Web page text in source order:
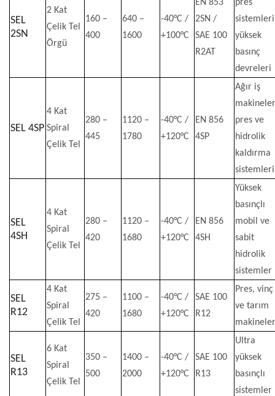
SEL
2SN
2 Kat
Çelik Tel
Örgü
160 –
400
640 –
1600
-40°C /
+100°C
EN 853
2SN /
SAE 100
R2AT
pres
yüksek
basınç
devreleri
SEL 4SP
4 Kat
Spiral
Çelik Tel
280 –
445
1120 –
1780
-40°C /
+120°C
EN 856
4SP
Ağır iş
pres ve
hidrolik
kaldırma
sistemleri
SEL
4SH
4 Kat
Spiral
Çelik Tel
280 –
420
1120 –
1680
-40°C /
+120°C
EN 856
4SH
Yüksek
basınçlı
mobil ve
sabit
hidrolik
sistemler
SEL
R12
4 Kat
Spiral
Çelik Tel
275 –
420
1100 –
1680
-40°C /
+120°C
SAE 100
R12
Pres, vinç
ve tarım
SEL
R13
6 Kat
Spiral
Çelik Tel
350 –
500
1400 –
2000
-40°C /
+120°C
SAE 100
R13
Ultra
yüksek
basınçlı
sistemler